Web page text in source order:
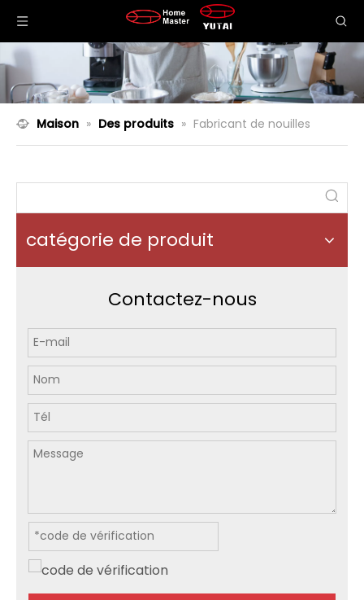
Maison » Des produits » Fabricant de nouilles
catégorie de produit
Contactez-nous